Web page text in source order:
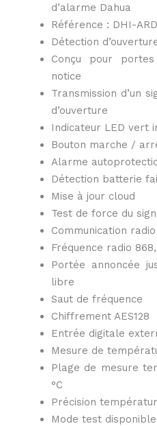
d’alarme Dahua
Référence : DHI-
Détection
Conçu pour
notice
Transmission d’un
d’ouverture
Indicateur LED vert
Bouton marche /
Alarme
Détection batterie
Mise à jour cloud
Test de force du
Communication
Fréquence radio
Portée annoncée
libre
Saut de fréquence
Chiffrement AES128
Entrée digitale
Mesure de
Plage de mesure
°C
Précision
Mode test disponible